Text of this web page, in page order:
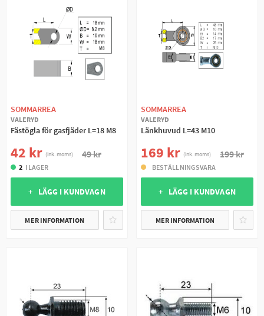
SOMMARREA
VALERYD
Fästögla för gasfjäder L=18 M8
42 kr (ink. moms) 49 kr
2 I LAGER
+ LÄGG I KUNDVAGN
MER INFORMATION
SOMMARREA
VALERYD
Länkhuvud L=43 M10
169 kr (ink. moms) 199 kr
BESTÄLLNINGSVARA
+ LÄGG I KUNDVAGN
MER INFORMATION